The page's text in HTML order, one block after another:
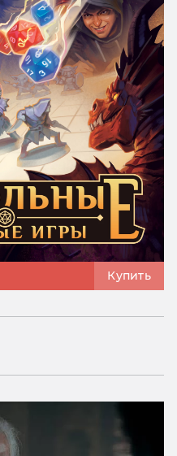
Купить